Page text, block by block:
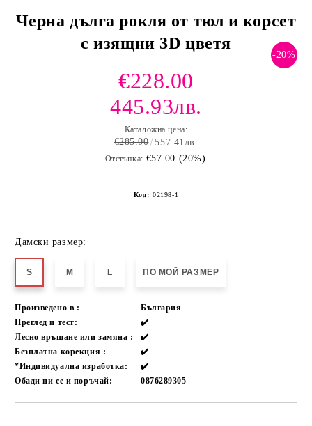
Черна дълга рокля от тюл и корсет
с изящни 3D цветя
-20%
€228.00
445.93лв.
Каталожна цена:
€285.00 557.41лв.
Отстъпка: €57.00 (20%)
Код: 02198-1
Дамски размер:
S M L ПО МОЙ РАЗМЕР
Произведено в :
България
Преглед и тест:
✔️
Лесно връщане или замяна :
✔️
Безплатна корекция :
✔️
*Индивидуална изработка:
✔️
Обади ни се и поръчай:
0876289305